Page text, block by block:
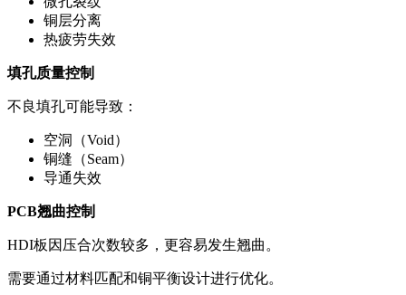
铜层分离
热疲劳失效
填孔质量控制
不良填孔可能导致：
空洞（Void）
铜缝（Seam）
导通失效
PCB翘曲控制
HDI板因压合次数较多，更容易发生翘曲。
需要通过材料匹配和铜平衡设计进行优化。